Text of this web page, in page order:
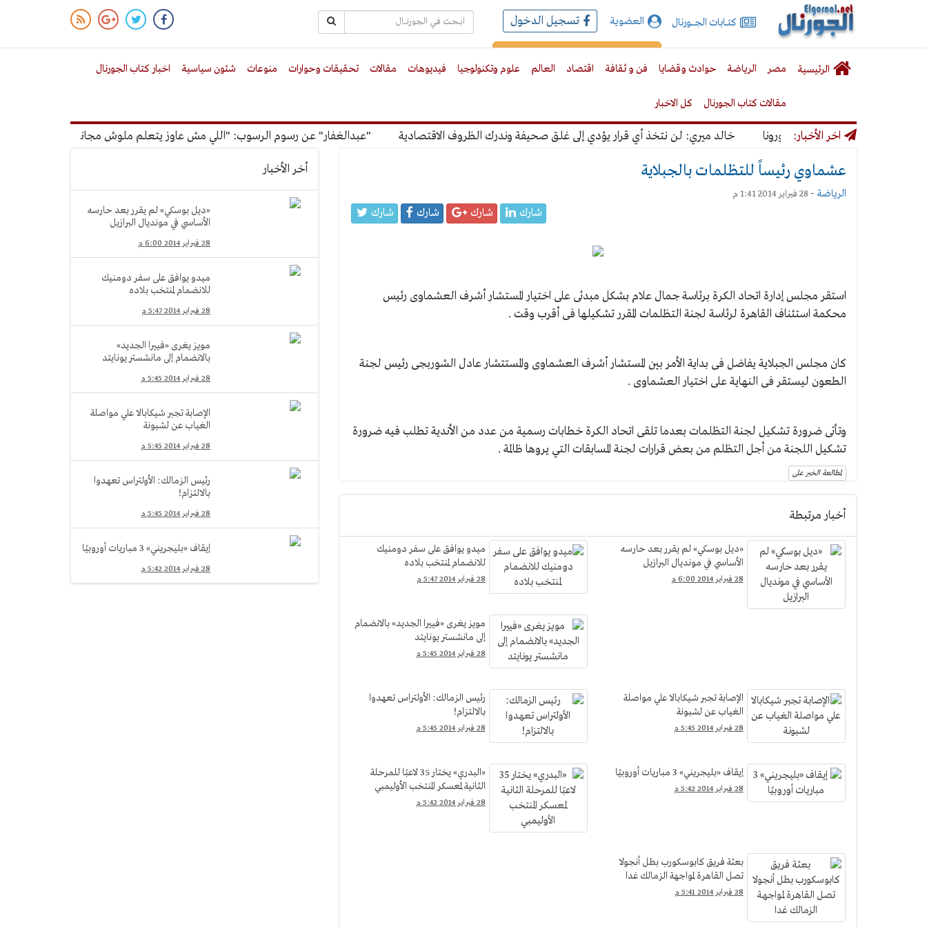
الجورنال
نت
كتـــابات الجـــــورنال العضوية تسجيل الدخول
الرئيسية مصر الرياضة حوادث وقضايا فن و ثقافة اقتصاد العالم علوم وتكنولوجيا فيديوهات مقالات تحقيقات وحوارات منوعات شئون سياسية اخبار كتاب الجورنال
مقالات كتاب الجورنال كل الاخبار
اخر الأخبار: خالد ميري: لن نتخذ أي قرار يؤدي إلى غلق صحيفة وندرك الظروف الاقتصادية "عبدالغفار" عن رسوم الرسوب: "اللي مش عاوز يتعلم ملوش مجانية"
عشماوي رئيساً للتظلمات بالجبلاية
الرياضة - 28 فبراير 2014 1:41 م
شارك شارك شارك شارك
استقر مجلس إدارة اتحاد الكرة برئاسة جمال علام بشكل مبدئى على اختيار المستشار أشرف العشماوى رئيس
محكمة استئناف القاهرة لرئاسة لجنة التظلمات المقرر تشكيلها فى أقرب وقت .
كان مجلس الجبلاية يفاضل فى بداية الأمر بين المستشار أشرف العشماوى والمستتشار عادل الشوربجى رئيس لجنة
الطعون ليستقر فى النهاية على اختيار العشماوى .
وتأتى ضرورة تشكيل لجنة التظلمات بعدما تلقى اتحاد الكرة خطابات رسمية من عدد من الأندية تطلب فيه ضرورة
تشكيل اللجنة من أجل التظلم من بعض قرارات لجنة المسابقات التي يروها ظالمة .
لمطالعة الخبر على
أخبار مرتبطة
«ديل بوسكي» لم يقرر بعد حارسه
الأساسي في مونديال البرازيل
28 فبراير 2014 6:00 م
ميدو يوافق على سفر دومنيك
للانضمام لمنتخب بلاده
28 فبراير 2014 5:47 م
مويز يغرى «فييرا الجديد» بالانضمام
إلى مانشستر يونايتد
28 فبراير 2014 5:45 م
الإصابة تجبر شيكابالا علي مواصلة
الغياب عن لشبونة
28 فبراير 2014 5:45 م
رئيس الزمالك: الأولتراس تعهدوا
بالالتزام!
28 فبراير 2014 5:45 م
إيقاف «بليجريني» 3 مباريات أوروبيًا
28 فبراير 2014 5:42 م
«البدري» يختار 35 لاعبًا للمرحلة
الثانية لمعسكر المنتخب الأوليمبي
28 فبراير 2014 5:42 م
بعثة فريق كابوسكورب بطل أنجولا
تصل القاهرة لمواجهة الزمالك غدا
28 فبراير 2014 5:41 م
أخر الأخبار
«ديل بوسكي» لم يقرر بعد حارسه
الأساسي في مونديال البرازيل
28 فبراير 2014 6:00 م
ميدو يوافق على سفر دومنيك
للانضمام لمنتخب بلاده
28 فبراير 2014 5:47 م
مويز يغرى «فييرا الجديد»
بالانضمام إلى مانشستر يونايتد
28 فبراير 2014 5:45 م
الإصابة تجبر شيكابالا علي مواصلة
الغياب عن لشبونة
28 فبراير 2014 5:45 م
رئيس الزمالك: الأولتراس تعهدوا
بالالتزام!
28 فبراير 2014 5:45 م
إيقاف «بليجريني» 3 مباريات أوروبيًا
28 فبراير 2014 5:42 م